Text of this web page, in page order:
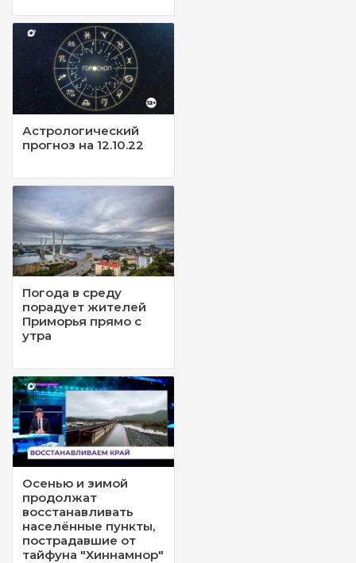
Астрологический
прогноз на 12.10.22
Погода в среду
порадует жителей
Приморья прямо с
утра
Осенью и зимой
продолжат
восстанавливать
населённые пункты,
пострадавшие от
тайфуна "Хиннамнор"